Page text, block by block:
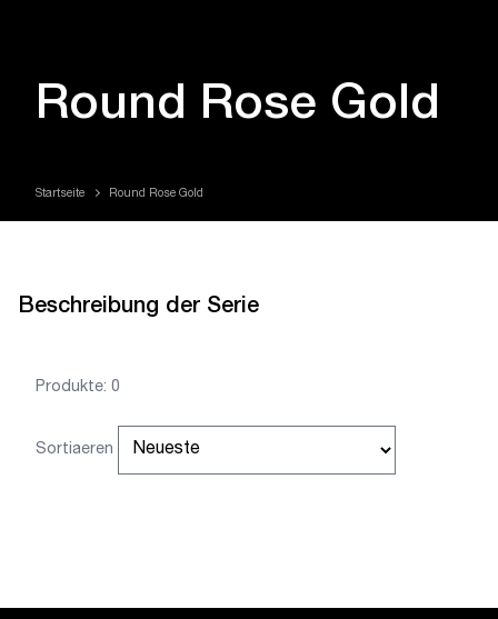
Round Rose Gold
Startseite Round Rose Gold
Beschreibung der Serie
Produkte: 0
Sortiaeren